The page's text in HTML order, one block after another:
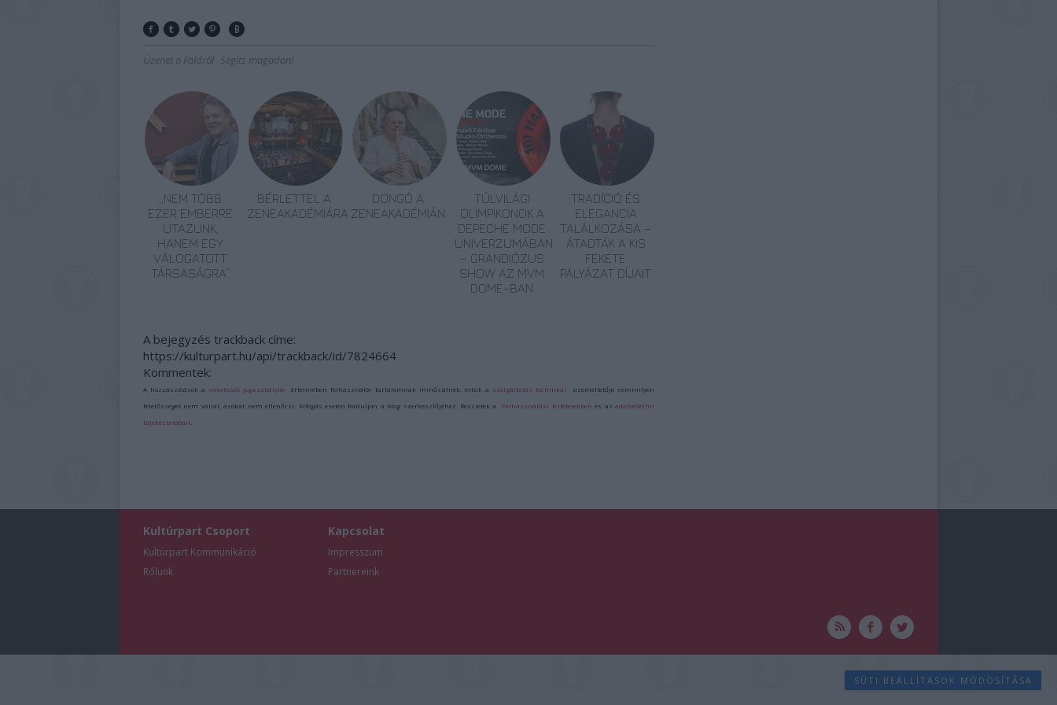
Üzenet a Földről Segíts magadon!
„NEM TÖBB
EZER EMBERRE
UTAZUNK,
HANEM EGY
VÁLOGATOTT
TÁRSASÁGRA”
BÉRLETTEL A
ZENEAKADÉMIÁRA
DONGÓ A
ZENEAKADÉMIÁN
TÚLVILÁGI
OLIMPIKONOK A
DEPECHE MODE
UNIVERZUMÁBAN
– GRANDIÓZUS
SHOW AZ MVM
DOME-BAN
TRADÍCIÓ ÉS
ELEGANCIA
TALÁLKOZÁSA –
ÁTADTÁK A KIS
FEKETE
PÁLYÁZAT DÍJAIT
A bejegyzés trackback címe:
https://kulturpart.hu/api/trackback/id/7824664
Kommentek:
A hozzászólások avonatkozó jogszabályok értelmében felhasználói tartalomnak minősülnek, értük a szolgáltatás technikai üzemeltetője semmilyen
felelősséget nem vállal, azokat nem ellenőrzi. Kifogás esetén forduljon a blog szerkesztőjéhez. Részletek a Felhasználási feltételekben és azadatvédelmi
tájékoztatóban
Kultúrpart Csoport
Kultúrpart Kommunikáció
Rólunk
Kapcsolat
Impresszum
Partnereink
SÜTI BEÁLLÍTÁSOK MÓDOSÍTÁSA